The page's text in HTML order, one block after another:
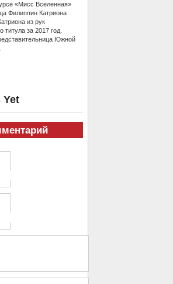
«Мисс Вселенная»
Филиппин Катриона
из рук
титула за 2017 год.
Южной
Yet